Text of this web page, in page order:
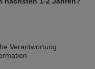
Verantwortung